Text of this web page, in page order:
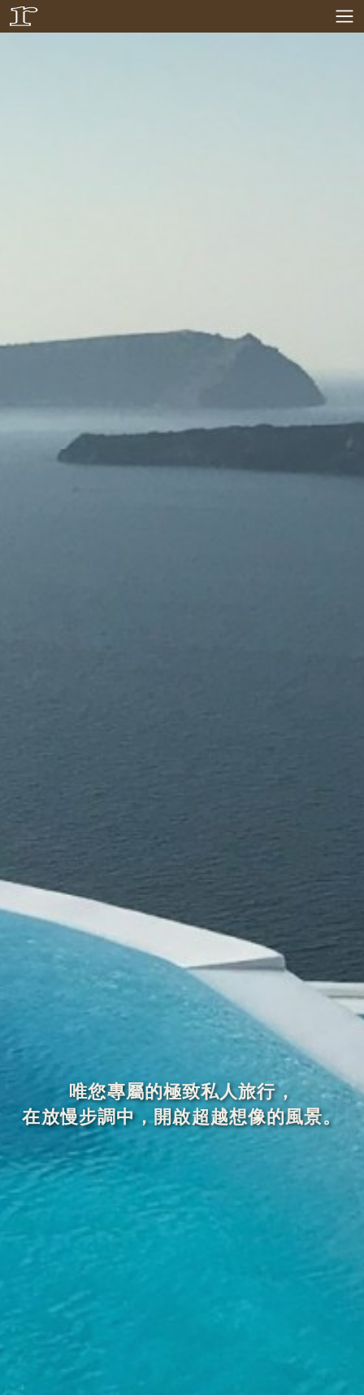
唯您專屬的極致私人旅行，
在放慢步調中，開啟超越想像的風景。